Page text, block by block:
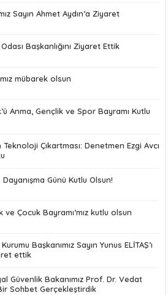
Sayın Ahmet Aydın’a Ziyaret
Başkanlığını Ziyaret Ettik
mübarek olsun
Anma, Gençlik ve Spor Bayramı Kutlu
Teknoloji Çıkartması: Denetmen Ezgi Avcı
Dayanışma Günü Kutlu Olsun!
ve Çocuk Bayramı’mız kutlu olsun
Başkanımız Sayın Yunus ELİTAŞ’ı
ettik
Güvenlik Bakanımız Prof. Dr. Vedat
Sohbet Gerçekleştirdik